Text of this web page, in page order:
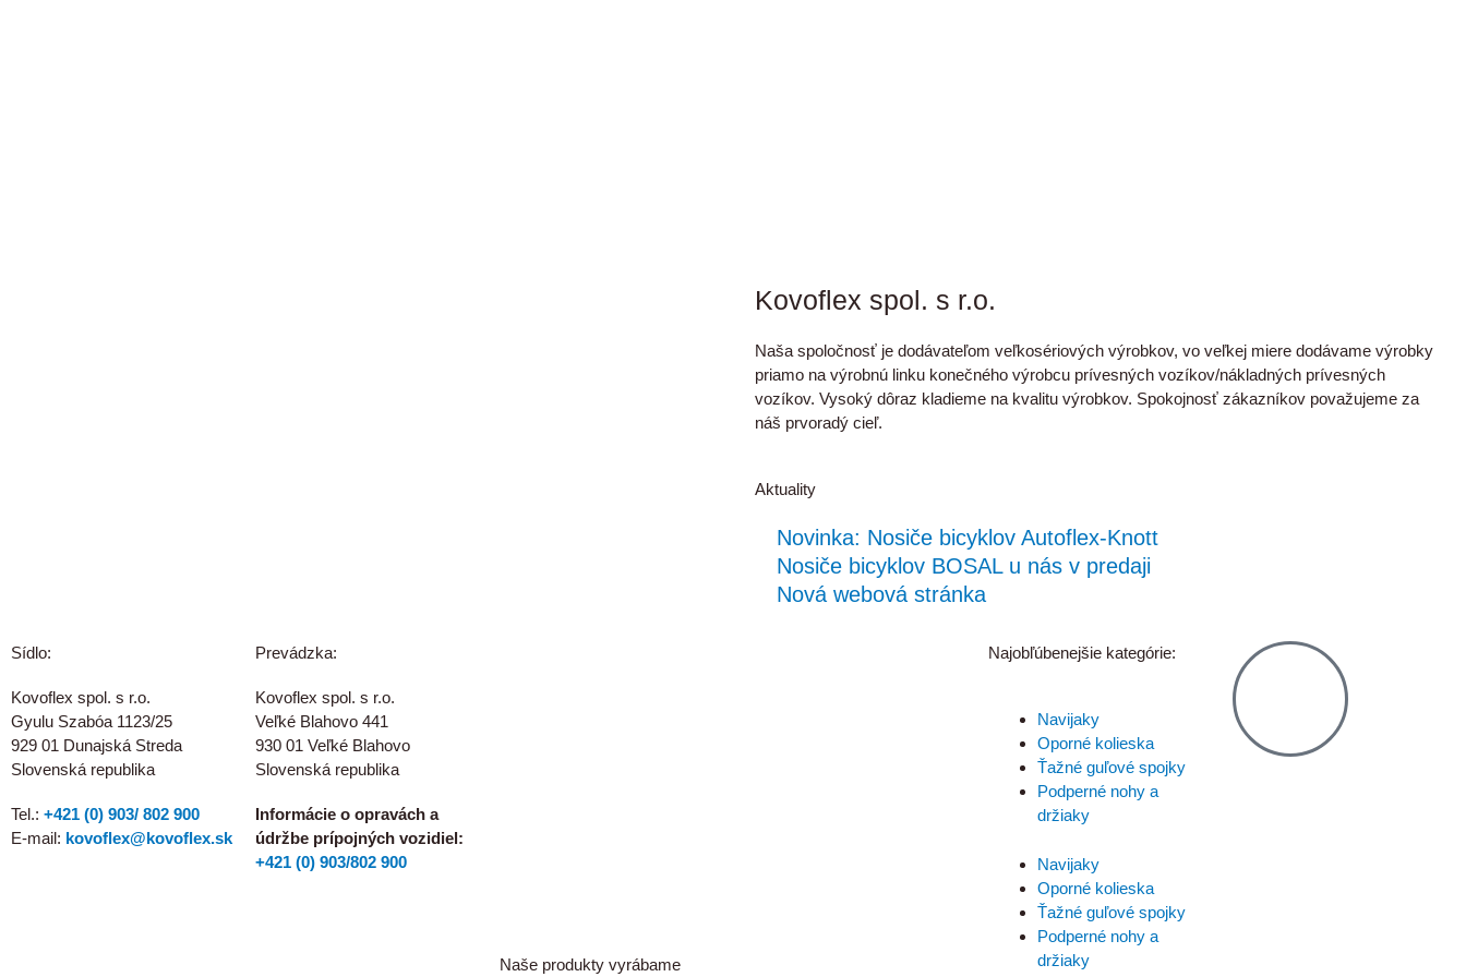
Kovoflex spol. s r.o.
Naša spoločnosť je dodávateľom veľkosériových výrobkov, vo veľkej miere dodávame výrobky
priamo na výrobnú linku konečného výrobcu prívesných vozíkov/nákladných prívesných
vozíkov. Vysoký dôraz kladieme na kvalitu výrobkov. Spokojnosť zákazníkov považujeme za
náš prvoradý cieľ.
Aktuality
Novinka: Nosiče bicyklov Autoflex-Knott
Nosiče bicyklov BOSAL u nás v predaji
Nová webová stránka
Sídlo:
Kovoflex spol. s r.o.
Gyulu Szabóa 1123/25
929 01 Dunajská Streda
Slovenská republika
Tel.: +421 (0) 903/ 802 900
E-mail: kovoflex@kovoflex.sk
Prevádzka:
Kovoflex spol. s r.o.
Veľké Blahovo 441
930 01 Veľké Blahovo
Slovenská republika
Informácie o opravách a
údržbe prípojných vozidiel:
+421 (0) 903/802 900
Naše produkty vyrábame
Najobľúbenejšie kategórie:
Navijaky
Oporné kolieska
Ťažné guľové spojky
Podperné nohy a
držiaky
Navijaky
Oporné kolieska
Ťažné guľové spojky
Podperné nohy a
držiaky